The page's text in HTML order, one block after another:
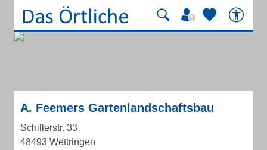
A. Feemers Gartenlandschaftsbau
Schillerstr. 33
48493 Wettringen